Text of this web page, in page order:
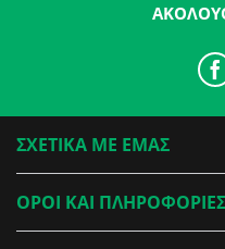
ΣΧΕΤΙΚΑ ΜΕ ΕΜΑΣ
ΟΡΟΙ ΚΑΙ ΠΛΗΡΟΦΟΡΙΕΣ